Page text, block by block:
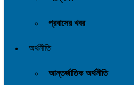
প্রবাসের খবর
অর্থনীতি
আন্তর্জাতিক অর্থনীতি